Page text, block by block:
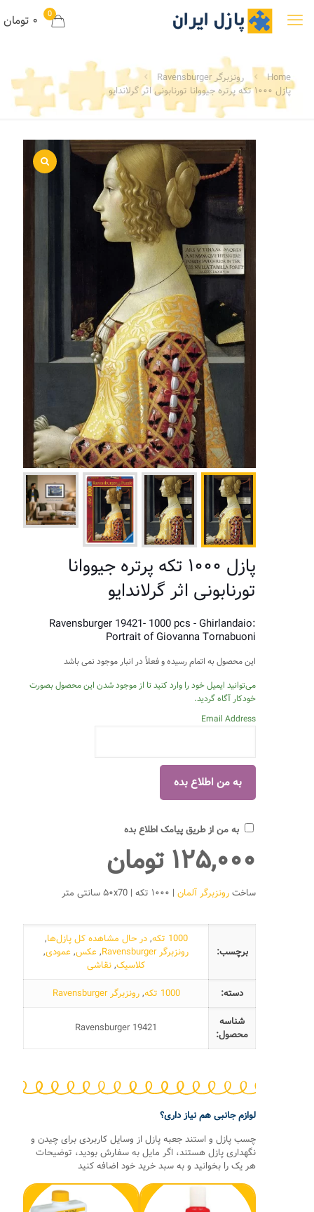
0 ۰ تومان
Home
رونزبرگر Ravensburger
پازل ۱۰۰۰ تکه پرتره جیووانا تورنابونی اثر گرلاندایو
پازل ۱۰۰۰ تکه پرتره جیووانا
تورنابونی اثر گرلاندایو
Ravensburger 19421- 1000 pcs - Ghirlandaio:
Portrait of Giovanna Tornabuoni
این محصول به اتمام رسیده و فعلاً در انبار موجود نمی باشد
می‌توانید ایمیل خود را وارد کنید تا از موجود شدن این محصول بصورت
خودکار آگاه گردید.
Email Address
به من از طریق پیامک اطلاع بده
۱۲۵,۰۰۰ تومان
ساخترونزبرگر آلمان | ۱۰۰۰ تکه | ۵۰x70 سانتی متر
برچسب:
1000 تکه ,در حال مشاهده کل پازل‌ها,
رونزبرگر Ravensburger
, عکس, عمودی,
کلاسیک,نقاشی
دسته:
1000 تکه ,رونزبرگر Ravensburger
شناسه
محصول:
Ravensburger 19421
لوازم جانبی هم نیاز داری؟
چسب پازل و استند جعبه پازل از وسایل کاربردی برای چیدن و
نگهداری پازل هستند، اگر مایل به سفارش بودید، توضیحات
هر یک را بخوانید و به سبد خرید خود اضافه کنید